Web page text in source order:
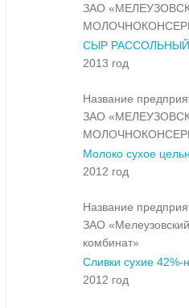
ЗАО
СЫР
2013 год
Название
ЗАО
Молоко сухое
2012 год
Название
ЗАО
комбинат»
Сливки сухие 42%-
2012 год